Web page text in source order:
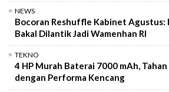
NEWS
Bocoran Reshuffle Kabinet Agustus:
Bakal Dilantik Jadi Wamenhan RI
TEKNO
4 HP Murah Baterai 7000 mAh,
dengan Performa Kencang